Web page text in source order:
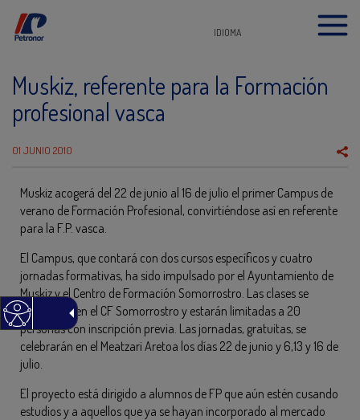
IDIOMA
Muskiz, referente para la Formación
profesional vasca
01 JUNIO 2010
Muskiz acogerá del 22 de junio al 16 de julio el primer Campus de
verano de Formación Profesional, convirtiéndose así en referente
para la F.P. vasca.
El Campus, que contará con dos cursos específicos y cuatro
jornadas formativas, ha sido impulsado por el Ayuntamiento de
Muskiz y el Centro de Formación Somorrostro. Las clases se
impartirán en el CF Somorrostro y estarán limitadas a 20
personas con inscripción previa. Las jornadas, gratuitas, se
celebrarán en el Meatzari Aretoa los días 22 de junio y 6,13 y 16 de
julio.
El proyecto está dirigido a alumnos de FP que aún estén cusando
estudios y a aquellos que ya se hayan incorporado al mercado